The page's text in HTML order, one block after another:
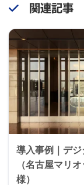
関連記事
導入事例｜デ
（名古屋マリ
様）